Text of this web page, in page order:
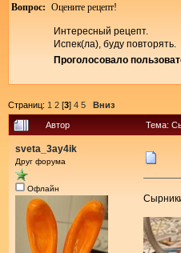
Вопрос: Оцените рецепт!
Интересный рецепт.
Испек(ла), буду повторять.
Проголосовало
Страниц: 1 2 [3] 4 5 Вниз
Автор Тема:
sveta_3ay4ik
Друг форума
Офлайн